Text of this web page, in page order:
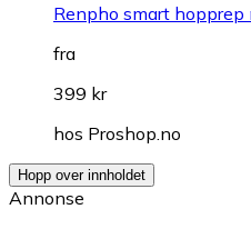
Renpho smart hopprep
fra
399 kr
hos Proshop.no
Hopp over innholdet
Annonse